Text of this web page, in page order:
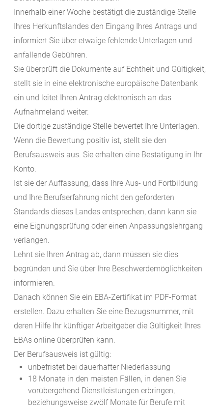
Innerhalb einer Woche bestätigt die zuständige Stelle
Ihres Herkunftslandes den Eingang Ihres Antrags und
informiert Sie über etwaige fehlende Unterlagen und
anfallende Gebühren.
Sie überprüft die Dokumente auf Echtheit und Gültigkeit,
stellt sie in eine elektronische europäische Datenbank
ein und leitet Ihren Antrag elektronisch an das
Aufnahmeland weiter.
Die dortige zuständige Stelle bewertet Ihre Unterlagen.
Wenn die Bewertung positiv ist, stellt sie den
Berufsausweis aus. Sie erhalten eine Bestätigung in Ihr
Konto.
Ist sie der Auffassung, dass Ihre Aus- und Fortbildung
und Ihre Berufserfahrung nicht den geforderten
Standards dieses Landes entsprechen, dann kann sie
eine Eignungsprüfung oder einen Anpassungslehrgang
verlangen.
Lehnt sie Ihren Antrag ab, dann müssen sie dies
begründen und Sie über Ihre Beschwerdemöglichkeiten
informieren.
Danach können Sie ein EBA-Zertifikat im PDF-Format
erstellen. Dazu erhalten Sie eine Bezugsnummer, mit
deren Hilfe Ihr künftiger Arbeitgeber die Gültigkeit Ihres
EBAs online überprüfen kann.
Der Berufsausweis ist gültig:
unbefristet bei dauerhafter Niederlassung
18 Monate in den meisten Fällen, in denen Sie
vorübergehend Dienstleistungen erbringen,
beziehungsweise zwölf Monate für Berufe mit